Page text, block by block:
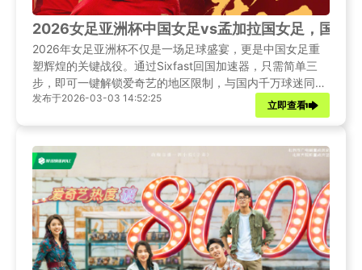
2026女足亚洲杯中国女足vs孟加拉国女足，国外
2026年女足亚洲杯不仅是一场足球盛宴，更是中国女足重
塑辉煌的关键战役。通过Sixfast回国加速器，只需简单三
步，即可一键解锁爱奇艺的地区限制，与国内千万球迷同步
见证铿锵玫瑰的卫冕征程。
发布于2026-03-03 14:52:25
立即查看